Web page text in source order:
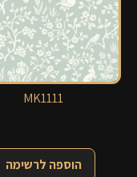
MK1111
הוספה לרשימה